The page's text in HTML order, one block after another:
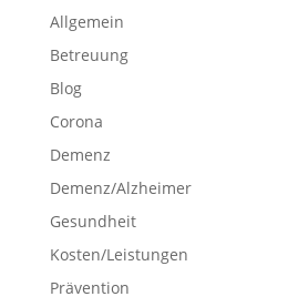
Allgemein
Betreuung
Blog
Corona
Demenz
Demenz/Alzheimer
Gesundheit
Kosten/Leistungen
Prävention